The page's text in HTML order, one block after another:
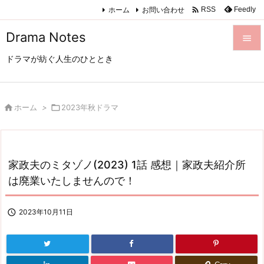
Drama Notes
ドラマが紡ぐ人生のひととき

次へ
検索
ホーム お問い合わせ  RSS Feedly
 ホーム > 2023年秋ドラマ
家政夫のミタゾノ(2023) 1話 感想｜家政夫紹介所
は廃業いたしませんので！
 2023年10月11日